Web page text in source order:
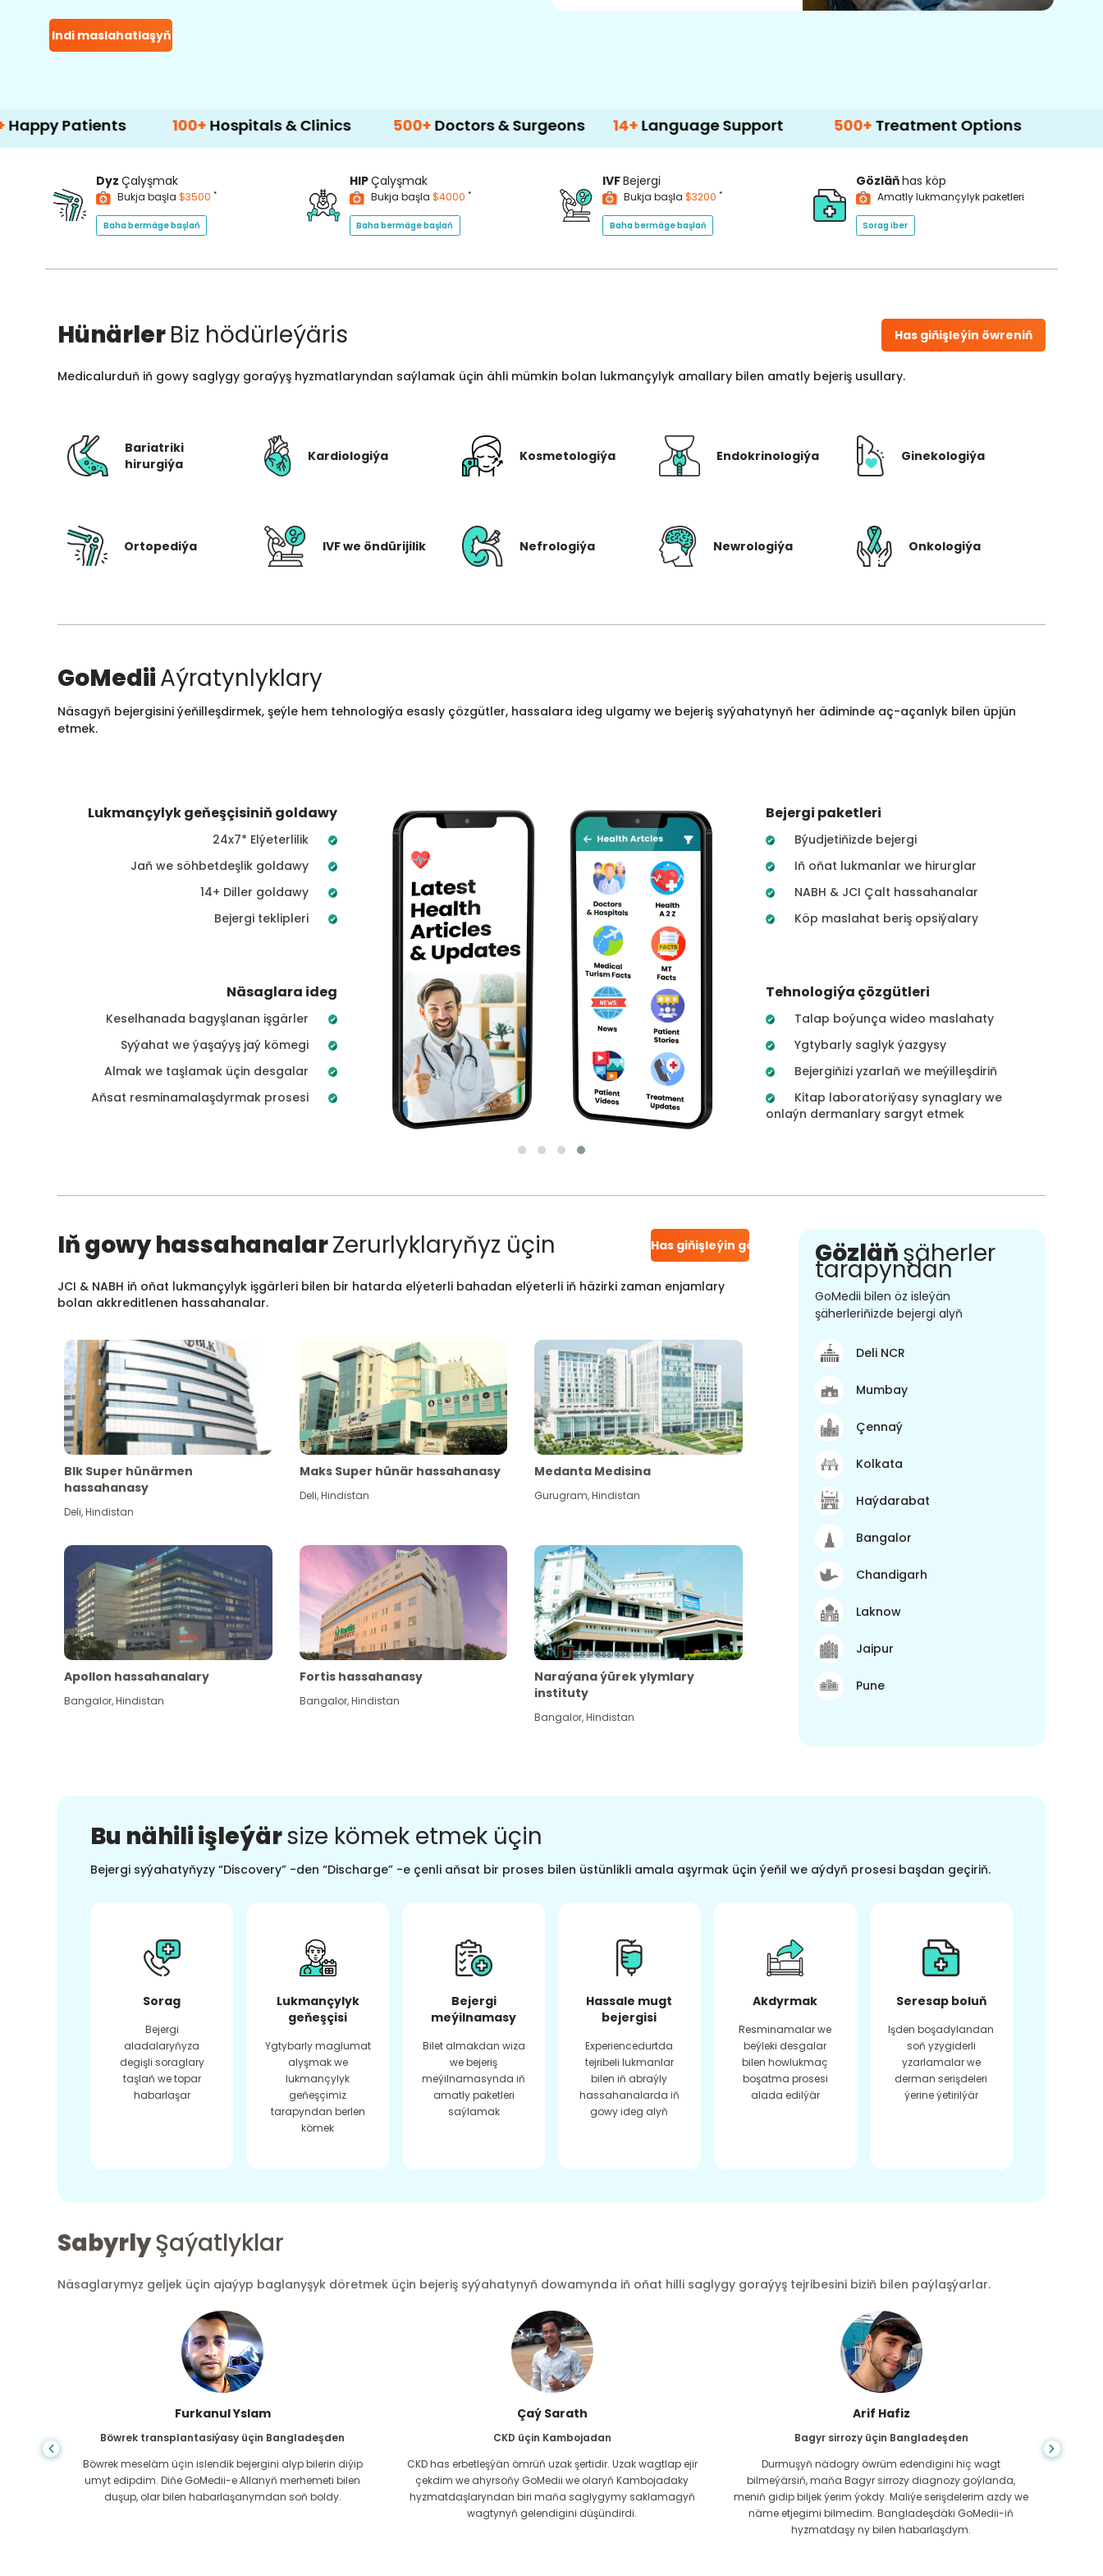
Indi maslahatlaşyň
100+ Hospitals & Clinics 500+ Doctors & Surgeons 14+Language Support 500+ Treatment Options
Dyz Çalyşmak
Bukja başla $3500 *
Baha bermäge başlaň
HIPÇalyşmak
Bukja başla $4000 *
Baha bermäge başlaň
IVFBejergi
Bukja başla $3200 *
Baha bermäge başlaň
Gözläňhas köp
Amatly lukmançylyk paketleri
Sorag iber
HünärlerBiz hödürleýäris Has giňişleýin öwreniň
Medicalurduň iň gowy saglygy goraýyş hyzmatlaryndan saýlamak üçin ähli mümkin bolan lukmançylyk amallary bilen amatly bejeriş usullary.
Bariatriki
hirurgiýa
Kardiologiýa Kosmetologiýa Endokrinologiýa Ginekologiýa
Ortopediýa IVF we öndürijilik Nefrologiýa Newrologiýa Onkologiýa
GoMediiAýratynlyklary
Näsagyň bejergisini ýeňilleşdirmek, şeýle hem tehnologiýa esasly çözgütler, hassalara ideg ulgamy we bejeriş syýahatynyň her ädiminde aç-açanlyk bilen üpjün
etmek.
Lukmançylyk geňeşçisiniň goldawy
24x7* Elýeterlilik
Jaň we söhbetdeşlik goldawy
14+ Diller goldawy
Bejergi teklipleri
Näsaglara ideg
Keselhanada bagyşlanan işgärler
Syýahat we ýaşaýyş jaý kömegi
Almak we taşlamak üçin desgalar
Aňsat resminamalaşdyrmak prosesi
Bejergi paketleri
Býudjetiňizde bejergi
Iň oňat lukmanlar we hirurglar
NABH & JCI Çalt hassahanalar
Köp maslahat beriş opsiýalary
Tehnologiýa çözgütleri
Talap boýunça wideo maslahaty
Ygtybarly saglyk ýazgysy
Bejergiňizi yzarlaň we meýilleşdiriň
Kitap laboratoriýasy synaglary we
onlaýn dermanlary sargyt etmek
Iň gowy hassahanalarZerurlyklaryňyz üçin Has giňişleýin gör
JCI & NABH iň oňat lukmançylyk işgärleri bilen bir hatarda elýeterli bahadan elýeterli iň häzirki zaman enjamlary
bolan akkreditlenen hassahanalar.
Blk Super hünärmen
hassahanasy
Deli,Hindistan
Maks Super hünär hassahanasy
Deli,Hindistan
Medanta Medisina
Gurugram,Hindistan
Apollon hassahanalary
Bangalor,Hindistan
Fortis hassahanasy
Bangalor,Hindistan
Naraýana ýürek ylymlary
instituty
Bangalor,Hindistan
Gözläňşäherler
tarapyndan
GoMedii bilen öz isleýän
şäherleriňizde bejergi alyň
Deli NCR
Mumbay
Çennaý
Kolkata
Haýdarabat
Bangalor
Chandigarh
Laknow
Jaipur
Pune
Bu nähili işleýärsize kömek etmek üçin
Bejergi syýahatyňyzy “Discovery” -den “Discharge” -e çenli aňsat bir proses bilen üstünlikli amala aşyrmak üçin ýeňil we aýdyň prosesi başdan geçiriň.
Sorag
Bejergi
aladalaryňyza
degişli soraglary
taşlaň we topar
habarlaşar
Lukmançylyk
geňeşçisi
Ygtybarly maglumat
alyşmak we
lukmançylyk
geňeşçimiz
tarapyndan berlen
kömek
Bejergi
meýilnamasy
Bilet almakdan wiza
we bejeriş
meýilnamasynda iň
amatly paketleri
saýlamak
Hassale mugt
bejergisi
Experiencedurtda
tejribeli lukmanlar
bilen iň abraýly
hassahanalarda iň
gowy ideg alyň
Akdyrmak
Resminamalar we
beýleki desgalar
bilen howlukmaç
boşatma prosesi
alada edilýär
Seresap boluň
Işden boşadylandan
soň yzygiderli
yzarlamalar we
derman serişdeleri
ýerine ýetirilýär
SabyrlyŞaýatlyklar
Näsaglarymyz geljek üçin ajaýyp baglanyşyk döretmek üçin bejeriş syýahatynyň dowamynda iň oňat hilli saglygy goraýyş tejribesini biziň bilen paýlaşýarlar.
Furkanul Yslam
Böwrek transplantasiýasy üçin Bangladeşden
Böwrek meseläm üçin islendik bejergini alyp bilerin diýip
umyt edipdim. Diňe GoMedii-e Allanyň merhemeti bilen
duşup, olar bilen habarlaşanymdan soň boldy.
Çaý Sarath
CKD üçin Kambojadan
CKD has erbetleşýän ömrüň uzak şertidir. Uzak wagtlap ejir
çekdim we ahyrsoňy GoMedii we olaryň Kambojadaky
hyzmatdaşlaryndan biri maňa saglygymy saklamagyň
wagtynyň gelendigini düşündirdi.
Arif Hafiz
Bagyr sirrozy üçin Bangladeşden
Durmuşyň nädogry öwrüm edendigini hiç wagt
bilmeýärsiň, maňa Bagyr sirrozy diagnozy goýlanda,
meniň gidip biljek ýerim ýokdy. Maliýe serişdelerim azdy we
näme etjegimi bilmedim. Bangladeşdäki GoMedii-iň
hyzmatdaşy ny bilen habarlaşdym.